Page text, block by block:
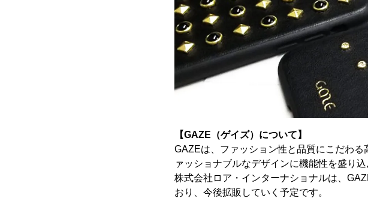
【GAZE（ゲイズ）について】
GAZEは、ファッション性と品質にこだわ
ァッショナブルなデザインに機能性を盛り
株式会社ロア・インターナショナルは、
おり、今後拡販していく予定です。